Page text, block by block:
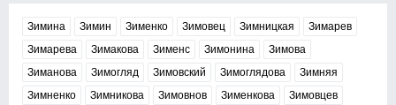
Зимина Зимин Зименко Зимовец Зимницкая
Зимарев
Зимарева
Зимакова Зименс Зимонина
Зимова
Зиманова
Зимогляд Зимовский Зимоглядова
Зимняя
Зимненко
Зимникова Зимовнов Зименкова Зимовцев